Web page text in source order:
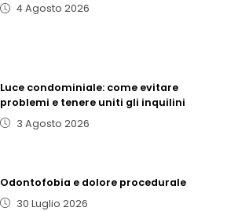
4 Agosto 2026
Luce condominiale: come evitare
problemi e tenere uniti gli inquilini
3 Agosto 2026
Odontofobia e dolore procedurale
30 Luglio 2026